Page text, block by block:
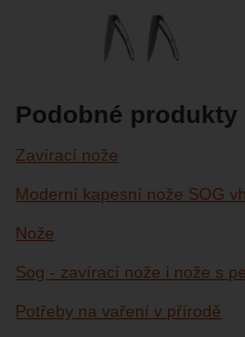
Podobné produkty
Zavírací nože
Moderní kapesní nože SOG
Nože
Sog - zavírací nože i nože s
Potřeby na vaření v přírodě